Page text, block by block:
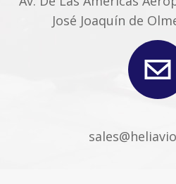
José Joaquín de